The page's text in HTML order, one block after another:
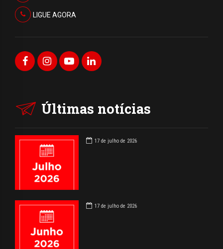
LIGUE AGORA
Últimas notícias
17 de julho de 2026
17 de julho de 2026